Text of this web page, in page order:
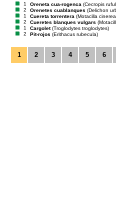
1
Oreneta cua-rogenca (Cecropis
2
Orenetes cuablanques (Delichon
1
Cuereta torrentera (Motacilla
2
Cueretes blanques vulgars
1
Cargolet (Troglodytes troglodytes)
2
Pit-rojos (Erithacus rubecula)
1 2 3 4 5 6